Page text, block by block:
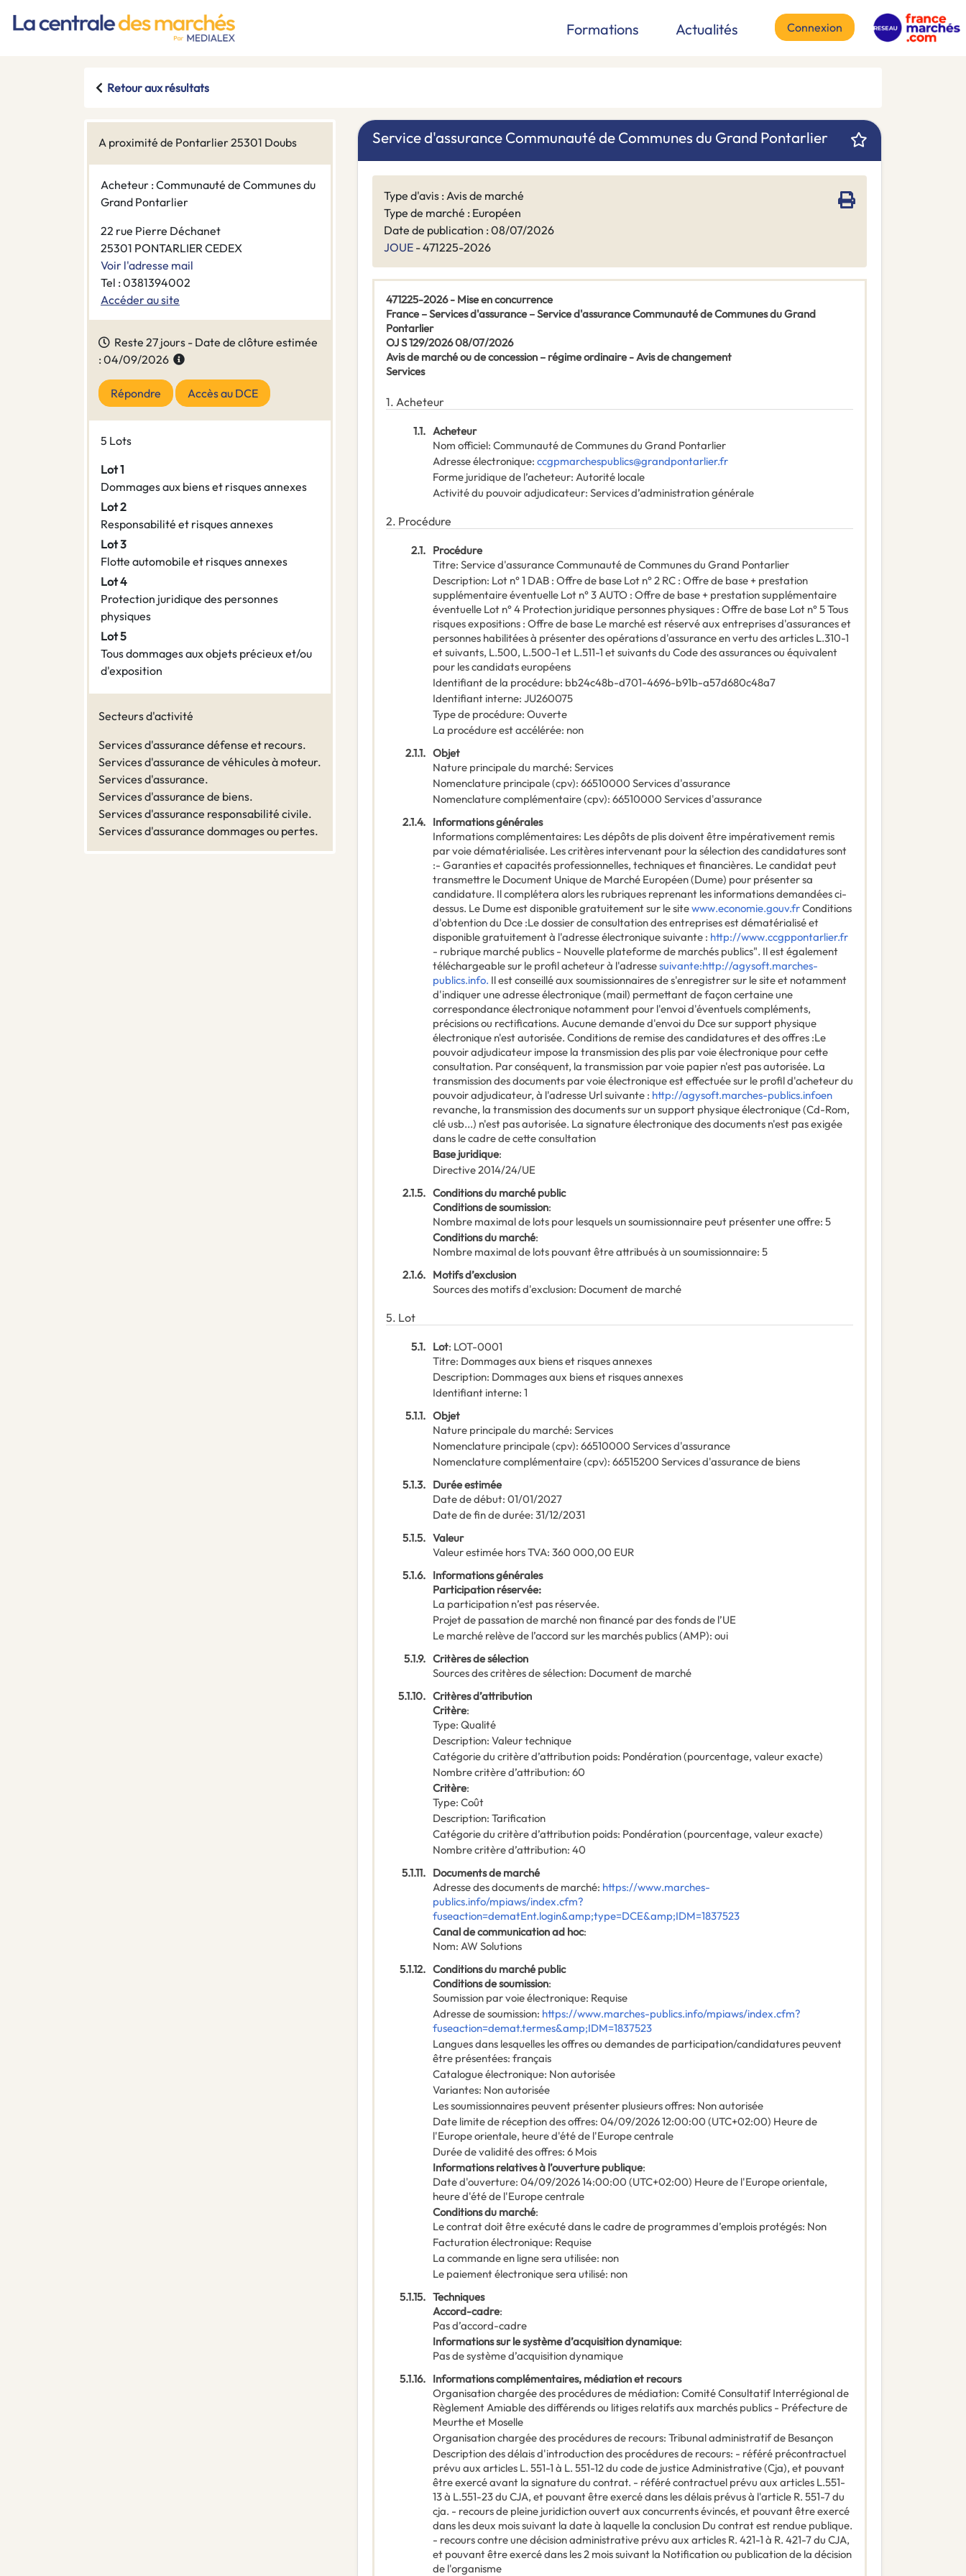
Formations Actualités Connexion
Retour aux résultats
A proximité de Pontarlier 25301 Doubs
Acheteur : Communauté de Communes du
Grand Pontarlier
22 rue Pierre Déchanet
25301 PONTARLIER CEDEX
Voir l'adresse mail
Tel : 0381394002
Accéder au site
Reste 27 jours - Date de clôture estimée
: 04/09/2026
Répondre Accès au DCE
5 Lots
Lot 1
Dommages aux biens et risques annexes
Lot 2
Responsabilité et risques annexes
Lot 3
Flotte automobile et risques annexes
Lot 4
Protection juridique des personnes
physiques
Lot 5
Tous dommages aux objets précieux et/ou
d'exposition
Secteurs d'activité
Services d'assurance défense et recours.
Services d'assurance de véhicules à moteur.
Services d'assurance.
Services d'assurance de biens.
Services d'assurance responsabilité civile.
Services d'assurance dommages ou pertes.
Service d'assurance Communauté de Communes du Grand Pontarlier
Type d'avis : Avis de marché
Type de marché : Européen
Date de publication : 08/07/2026
JOUE - 471225-2026
471225-2026 - Mise en concurrence
France – Services d'assurance – Service d'assurance Communauté de Communes du Grand
Pontarlier
OJ S 129/2026 08/07/2026
Avis de marché ou de concession – régime ordinaire - Avis de changement
Services
1. Acheteur
1.1. Acheteur
Nom officiel: Communauté de Communes du Grand Pontarlier
Adresse électronique: ccgpmarchespublics@grandpontarlier.fr
Forme juridique de l’acheteur: Autorité locale
Activité du pouvoir adjudicateur: Services d’administration générale
2. Procédure
2.1. Procédure
Titre: Service d'assurance Communauté de Communes du Grand Pontarlier
Description: Lot n° 1 DAB : Offre de base Lot n° 2 RC : Offre de base + prestation
supplémentaire éventuelle Lot n° 3 AUTO : Offre de base + prestation supplémentaire
éventuelle Lot n° 4 Protection juridique personnes physiques : Offre de base Lot n° 5 Tous
risques expositions : Offre de base Le marché est réservé aux entreprises d'assurances et
personnes habilitées à présenter des opérations d'assurance en vertu des articles L.310-1
et suivants, L.500, L.500-1 et L.511-1 et suivants du Code des assurances ou équivalent
pour les candidats européens
Identifiant de la procédure: bb24c48b-d701-4696-b91b-a57d680c48a7
Identifiant interne: JU260075
Type de procédure: Ouverte
La procédure est accélérée: non
2.1.1. Objet
Nature principale du marché: Services
Nomenclature principale(cpv): 66510000 Services d'assurance
Nomenclature complémentaire(cpv): 66510000 Services d'assurance
2.1.4. Informations générales
Informations complémentaires: Les dépôts de plis doivent être impérativement remis
par voie dématérialisée. Les critères intervenant pour la sélection des candidatures sont
:- Garanties et capacités professionnelles, techniques et financières. Le candidat peut
transmettre le Document Unique de Marché Européen (Dume) pour présenter sa
candidature. Il complétera alors les rubriques reprenant les informations demandées ci-
dessus. Le Dume est disponible gratuitement sur le sitewww.economie.gouv.frConditions
d'obtention du Dce :Le dossier de consultation des entreprises est dématérialisé et
disponible gratuitement à l'adresse électronique suivante : http://www.ccgppontarlier.fr
- rubrique marché publics - Nouvelle plateforme de marchés publics". Il est également
téléchargeable sur le profil acheteur à l'adressesuivante:http://agysoft.marches-
publics.info. Il est conseillé aux soumissionnaires de s'enregistrer sur le site et notamment
d'indiquer une adresse électronique (mail) permettant de façon certaine une
correspondance électronique notamment pour l'envoi d'éventuels compléments,
précisions ou rectifications. Aucune demande d'envoi du Dce sur support physique
électronique n'est autorisée. Conditions de remise des candidatures et des offres :Le
pouvoir adjudicateur impose la transmission des plis par voie électronique pour cette
consultation. Par conséquent, la transmission par voie papier n'est pas autorisée. La
transmission des documents par voie électronique est effectuée sur le profil d'acheteur du
pouvoir adjudicateur, à l'adresse Url suivante : http://agysoft.marches-publics.infoen
revanche, la transmission des documents sur un support physique électronique (Cd-Rom,
clé usb...) n'est pas autorisée. La signature électronique des documents n'est pas exigée
dans le cadre de cette consultation
Base juridique:
Directive 2014/24/UE
2.1.5. Conditions du marché public
Conditions de soumission:
Nombre maximal de lots pour lesquels un soumissionnaire peut présenter une offre: 5
Conditions du marché:
Nombre maximal de lots pouvant être attribués à un soumissionnaire: 5
2.1.6. Motifs d’exclusion
Sources des motifs d'exclusion: Document de marché
5. Lot
5.1. Lot: LOT-0001
Titre: Dommages aux biens et risques annexes
Description: Dommages aux biens et risques annexes
Identifiant interne: 1
5.1.1. Objet
Nature principale du marché: Services
Nomenclature principale(cpv): 66510000 Services d'assurance
Nomenclature complémentaire(cpv): 66515200 Services d'assurance de biens
5.1.3. Durée estimée
Date de début: 01/01/2027
Date de fin de durée: 31/12/2031
5.1.5. Valeur
Valeur estimée hors TVA: 360 000,00 EUR
5.1.6. Informations générales
Participation réservée:
La participation n’est pas réservée.
Projet de passation de marché non financé par des fonds de l’UE
Le marché relève de l’accord sur les marchés publics (AMP): oui
5.1.9. Critères de sélection
Sources des critères de sélection: Document de marché
5.1.10. Critères d’attribution
Critère:
Type: Qualité
Description: Valeur technique
Catégorie du critère d’attribution poids: Pondération (pourcentage, valeur exacte)
Nombre critère d’attribution: 60
Critère:
Type: Coût
Description: Tarification
Catégorie du critère d’attribution poids: Pondération (pourcentage, valeur exacte)
Nombre critère d’attribution: 40
5.1.11. Documents de marché
Adresse des documents de marché: https://www.marches-
publics.info/mpiaws/index.cfm?
fuseaction=dematEnt.login&amp;type=DCE&amp;IDM=1837523
Canal de communication ad hoc:
Nom: AW Solutions
5.1.12. Conditions du marché public
Conditions de soumission:
Soumission par voie électronique: Requise
Adresse de soumission: https://www.marches-publics.info/mpiaws/index.cfm?
fuseaction=demat.termes&amp;IDM=1837523
Langues dans lesquelles les offres ou demandes de participation/candidatures peuvent
être présentées: français
Catalogue électronique: Non autorisée
Variantes: Non autorisée
Les soumissionnaires peuvent présenter plusieurs offres: Non autorisée
Date limite de réception des offres: 04/09/202612:00:00 (UTC+02:00) Heure de
l'Europe orientale, heure d'été de l'Europe centrale
Durée de validité des offres: 6 Mois
Informations relatives à l’ouverture publique:
Date d'ouverture: 04/09/202614:00:00 (UTC+02:00) Heure de l'Europe orientale,
heure d'été de l'Europe centrale
Conditions du marché:
Le contrat doit être exécuté dans le cadre de programmes d’emplois protégés: Non
Facturation électronique: Requise
La commande en ligne sera utilisée: non
Le paiement électronique sera utilisé: non
5.1.15. Techniques
Accord-cadre:
Pas d’accord-cadre
Informations sur le système d’acquisition dynamique:
Pas de système d’acquisition dynamique
5.1.16. Informations complémentaires, médiation et recours
Organisation chargée des procédures de médiation: Comité Consultatif Interrégional de
Règlement Amiable des différends ou litiges relatifs aux marchés publics - Préfecture de
Meurthe et Moselle
Organisation chargée des procédures de recours: Tribunal administratif de Besançon
Description des délais d'introduction des procédures de recours: - référé précontractuel
prévu aux articles L. 551-1 à L. 551-12 du code de justice Administrative (Cja), et pouvant
être exercé avant la signature du contrat. - référé contractuel prévu aux articles L.551-
13 à L.551-23 du CJA, et pouvant être exercé dans les délais prévus à l'article R. 551-7 du
cja. - recours de pleine juridiction ouvert aux concurrents évincés, et pouvant être exercé
dans les deux mois suivant la date à laquelle la conclusion Du contrat est rendue publique.
- recours contre une décision administrative prévu aux articles R. 421-1 à R. 421-7 du CJA,
et pouvant être exercé dans les 2 mois suivant la Notification ou publication de la décision
de l'organisme